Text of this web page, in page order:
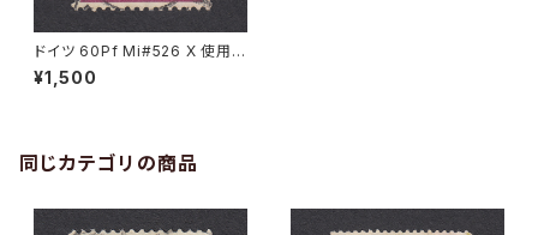
ドイツ 60Pf Mi#526 X 使用済
み切手｜RENGERSDORF 28.
9.1939
¥1,500
同じカテゴリの商品